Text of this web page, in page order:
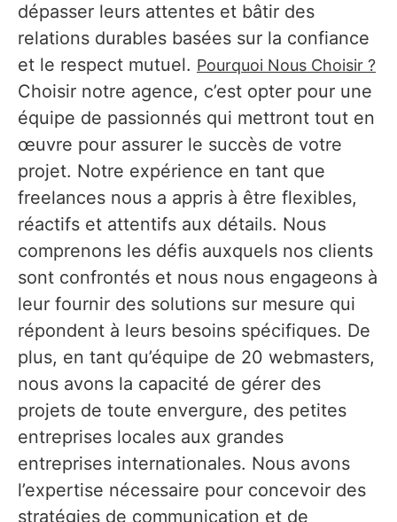
dépasser leurs attentes et bâtir des
relations durables basées sur la confiance
et le respect mutuel. Pourquoi Nous Choisir ?
Choisir notre agence, c’est opter pour une
équipe de passionnés qui mettront tout en
œuvre pour assurer le succès de votre
projet. Notre expérience en tant que
freelances nous a appris à être flexibles,
réactifs et attentifs aux détails. Nous
comprenons les défis auxquels nos clients
sont confrontés et nous nous engageons à
leur fournir des solutions sur mesure qui
répondent à leurs besoins spécifiques. De
plus, en tant qu’équipe de 20 webmasters,
nous avons la capacité de gérer des
projets de toute envergure, des petites
entreprises locales aux grandes
entreprises internationales. Nous avons
l’expertise nécessaire pour concevoir des
stratégies de communication et de